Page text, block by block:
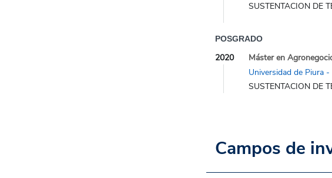
SUSTENTACION DE
POSGRADO
2020
Máster en
Universidad de Piura -
SUSTENTACION DE
Campos de